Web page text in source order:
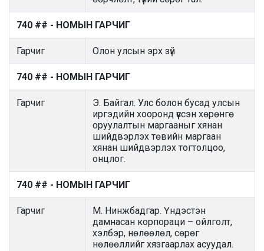
740 ## - НОМЫН ГАРЧИГ
Гарчиг Олон улсын эрх зүй
740 ## - НОМЫН ГАРЧИГ
Гарчиг
Э. Байгал. Улс болон бусад улсын
иргэдийн хооронд үүссэн хөрөнгө
оруулалтын маргааныг хянан
шийдвэрлэх төвийн маргаан
хянан шийдвэрлэх тогтолцоо,
онцлог.
740 ## - НОМЫН ГАРЧИГ
Гарчиг
М. Нинжбадгар. Үндэстэн
дамнасан корпораци – ойлголт,
хэлбэр, нөлөөлөл, сөрөг
нөлөөллийг хязгаарлах асуудал.